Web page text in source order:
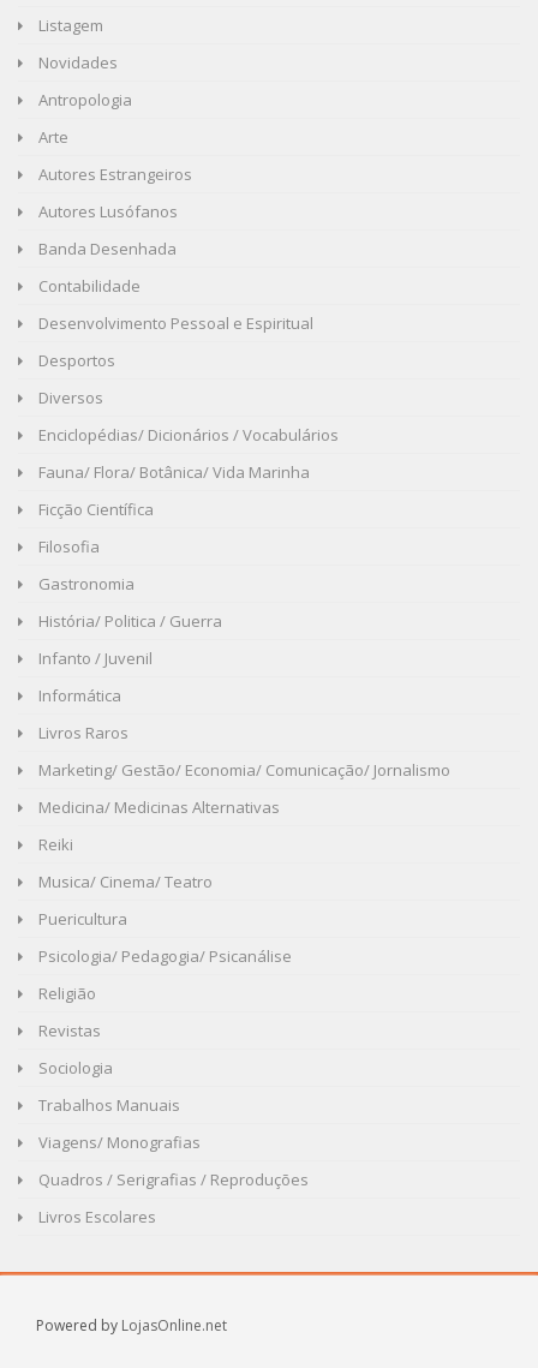
Listagem
Novidades
Antropologia
Arte
Autores Estrangeiros
Autores Lusófanos
Banda Desenhada
Contabilidade
Desenvolvimento Pessoal e Espiritual
Desportos
Diversos
Enciclopédias/ Dicionários / Vocabulários
Fauna/ Flora/ Botânica/ Vida Marinha
Ficção Científica
Filosofia
Gastronomia
História/ Politica / Guerra
Infanto / Juvenil
Informática
Livros Raros
Marketing/ Gestão/ Economia/ Comunicação/ Jornalismo
Medicina/ Medicinas Alternativas
Reiki
Musica/ Cinema/ Teatro
Puericultura
Psicologia/ Pedagogia/ Psicanálise
Religião
Revistas
Sociologia
Trabalhos Manuais
Viagens/ Monografias
Quadros / Serigrafias / Reproduções
Livros Escolares
Powered by LojasOnline.net